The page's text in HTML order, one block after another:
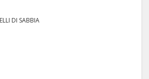
DI SABBIA